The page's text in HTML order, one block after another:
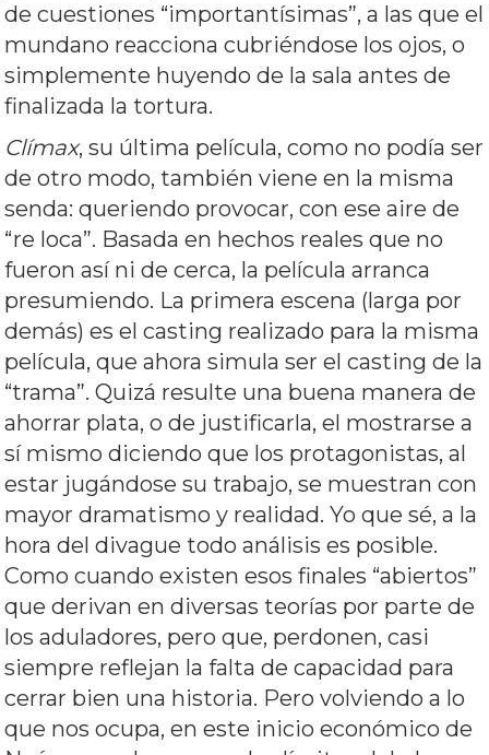
de cuestiones “importantísimas”, a las que el
mundano reacciona cubriéndose los ojos, o
simplemente huyendo de la sala antes de
finalizada la tortura.
Clímax, su última película, como no podía ser
de otro modo, también viene en la misma
senda: queriendo provocar, con ese aire de
“re loca”. Basada en hechos reales que no
fueron así ni de cerca, la película arranca
presumiendo. La primera escena (larga por
demás) es el casting realizado para la misma
película, que ahora simula ser el casting de la
“trama”. Quizá resulte una buena manera de
ahorrar plata, o de justificarla, el mostrarse a
sí mismo diciendo que los protagonistas, al
estar jugándose su trabajo, se muestran con
mayor dramatismo y realidad. Yo que sé, a la
hora del divague todo análisis es posible.
Como cuando existen esos finales “abiertos”
que derivan en diversas teorías por parte de
los aduladores, pero que, perdonen, casi
siempre reflejan la falta de capacidad para
cerrar bien una historia. Pero volviendo a lo
que nos ocupa, en este inicio económico de